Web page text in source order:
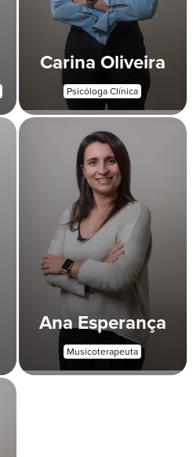
Carina Oliveira
Psicóloga Clínica
Ana Esperança
Musicoterapeuta